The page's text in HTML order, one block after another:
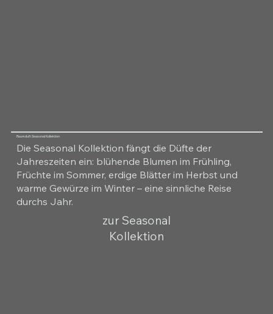
Raumduft Seasonal Kollektion
Die Seasonal Kollektion fängt die Düfte der
Jahreszeiten ein: blühende Blumen im Frühling,
Früchte im Sommer, erdige Blätter im Herbst und
warme Gewürze im Winter – eine sinnliche Reise
durchs Jahr.
zur Seasonal
Kollektion